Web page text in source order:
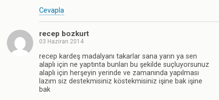
Cevapla
recep bozkurt
03 Haziran 2014
recep kardeş madalyanı takarlar sana yarın ya sen
alaplı için ne yaptınta bunları bu şekilde suçluyorsunuz
alaplı için herşeyin yerinde ve zamanında yapılması
lazım siz destekmisiniz köstekmisiniz işine bak işine
bak